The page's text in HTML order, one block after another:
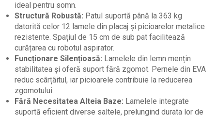
ideal pentru somn.
Structură Robustă: Patul suportă până la 363 kg
datorită celor 12 lamele din placaj și picioarelor metalice
rezistente. Spațiul de 15 cm de sub pat facilitează
curățarea cu robotul aspirator.
Funcționare Silențioasă: Lamelele din lemn mențin
stabilitatea și oferă suport fără zgomot. Pernele din EVA
reduc scârțâitul, iar picioarele contribuie la reducerea
zgomotului.
Fără Necesitatea Alteia Baze: Lamelele integrate
suportă eficient diverse saltele, prelungind durata lor de